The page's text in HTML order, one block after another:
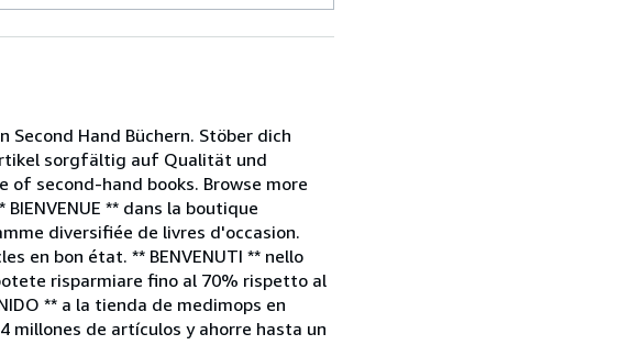
Second Hand Büchern. Stöber dich
sorgfältig auf Qualität und
of second-hand books. Browse more
** dans la boutique
diversifiée de livres d'occasion.
en bon état. ** BENVENUTI ** nello
risparmiare fino al 70% rispetto al
** a la tienda de medimops en
millones de artículos y ahorre hasta un